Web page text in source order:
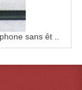
sans êt ..